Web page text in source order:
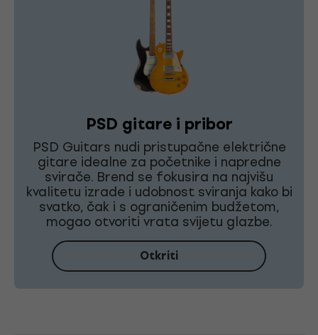
PSD gitare i pribor
PSD Guitars nudi pristupačne električne
gitare idealne za početnike i napredne
svirače. Brend se fokusira na najvišu
kvalitetu izrade i udobnost sviranja kako bi
svatko, čak i s ograničenim budžetom,
mogao otvoriti vrata svijetu glazbe.
Otkriti